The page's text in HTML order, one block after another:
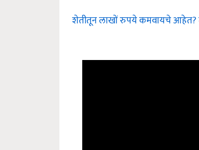
शेतीतून लाखों रुपये कमवायचे आहेत?